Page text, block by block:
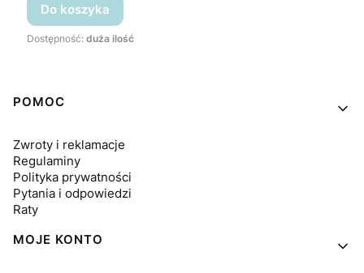
Do koszyka
Dostępność: duża ilość
Linki w stopce
POMOC
Zwroty i reklamacje
Regulaminy
Polityka prywatności
Pytania i odpowiedzi
Raty
MOJE KONTO